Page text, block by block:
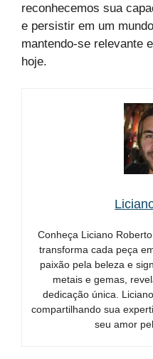
reconhecemos sua
e persistir em um
mantendo-se relevante
hoje.
Conheça Liciano
transforma cada peça
paixão pela beleza e
metais e gemas,
dedicação única.
compartilhando sua
seu amor